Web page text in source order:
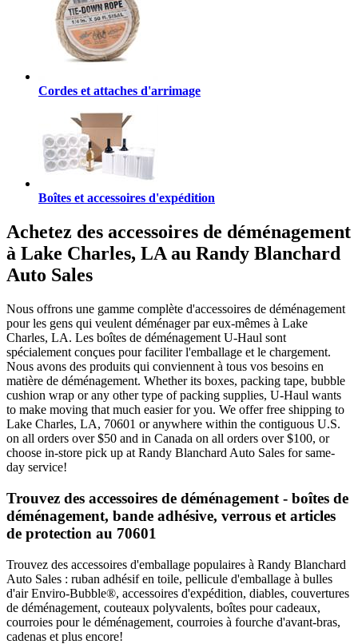
Cordes et attaches d'arrimage
Boîtes et accessoires d'expédition
Achetez des accessoires de déménagement
à Lake Charles, LA au Randy Blanchard
Auto Sales
Nous offrons une gamme complète d'accessoires de déménagement
pour les gens qui veulent déménager par eux-mêmes à Lake
Charles, LA. Les boîtes de déménagement U-Haul sont
spécialement conçues pour faciliter l'emballage et le chargement.
Nous avons des produits qui conviennent à tous vos besoins en
matière de déménagement. Whether its boxes, packing tape, bubble
cushion wrap or any other type of packing supplies, U-Haul wants
to make moving that much easier for you. We offer free shipping to
Lake Charles, LA, 70601 or anywhere within the contiguous U.S.
on all orders over $50 and in Canada on all orders over $100, or
choose in-store pick up at Randy Blanchard Auto Sales for same-
day service!
Trouvez des accessoires de déménagement - boîtes de
déménagement, bande adhésive, verrous et articles
de protection au 70601
Trouvez des accessoires d'emballage populaires à Randy Blanchard
Auto Sales : ruban adhésif en toile, pellicule d'emballage à bulles
d'air Enviro-Bubble®, accessoires d'expédition, diables, couvertures
de déménagement, couteaux polyvalents, boîtes pour cadeaux,
courroies pour le déménagement, courroies à fourche d'avant-bras,
cadenas et plus encore!